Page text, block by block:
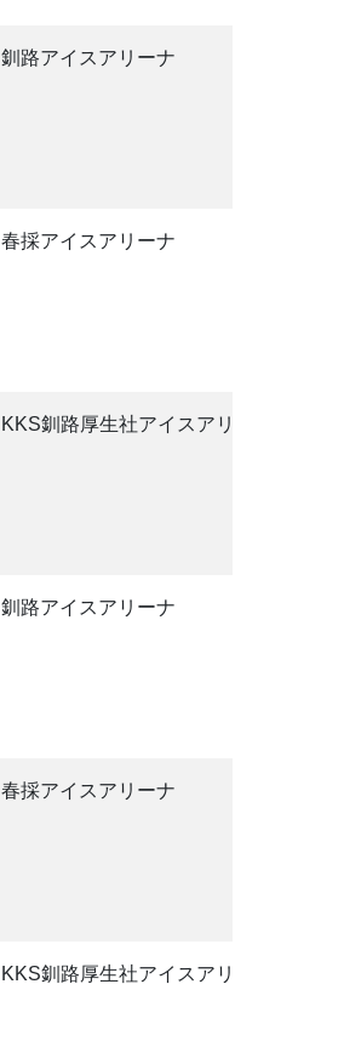
釧路アイスアリーナ
春採アイスアリーナ
KKS釧路厚生社アイスアリーナ
釧路アイスアリーナ
春採アイスアリーナ
KKS釧路厚生社アイスアリーナ